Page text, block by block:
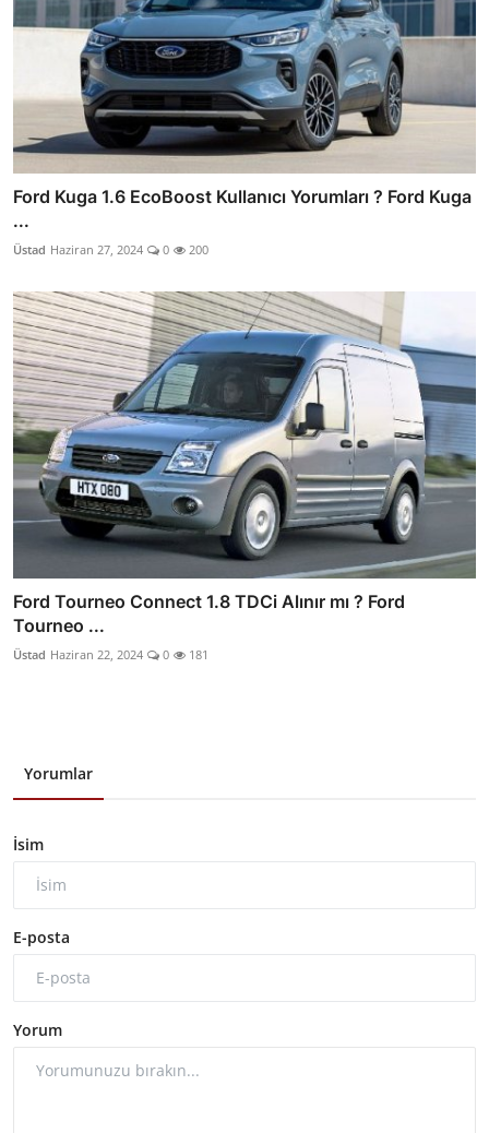
Ford Kuga 1.6 EcoBoost Kullanıcı Yorumları ? Ford Kuga
...
Üstad Haziran 27, 2024 0 200
Ford Tourneo Connect 1.8 TDCi Alınır mı ? Ford
Tourneo ...
Üstad Haziran 22, 2024 0 181
Yorumlar
İsim
E-posta
Yorum